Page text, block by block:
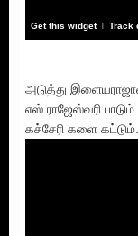
Get this widget Track
அடுத்து
எஸ்.ராஜேஸ்வரி பாடும்
கச்சேரி களை கட்டும்.